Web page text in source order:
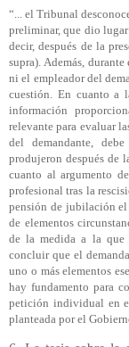
“... el Tribunal
preliminar, que dio
decir, después de la
supra). Además,
ni el empleador del
cuestión. En cuanto a
información
relevante para evaluar
del demandante,
produjeron después de
cuanto al argumento
profesional tras la
pensión de jubilación
de elementos
de la medida a la que
concluir que el
uno o más elementos
hay fundamento para
petición individual en
planteada por el